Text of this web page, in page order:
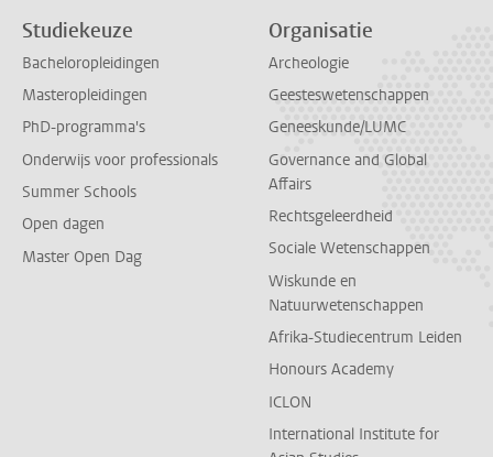
Studiekeuze
Bacheloropleidingen
Masteropleidingen
PhD-programma's
Onderwijs voor professionals
Summer Schools
Open dagen
Master Open Dag
Organisatie
Archeologie
Geesteswetenschappen
Geneeskunde/LUMC
Governance and Global
Affairs
Rechtsgeleerdheid
Sociale Wetenschappen
Wiskunde en
Natuurwetenschappen
Afrika-Studiecentrum Leiden
Honours Academy
ICLON
International Institute for